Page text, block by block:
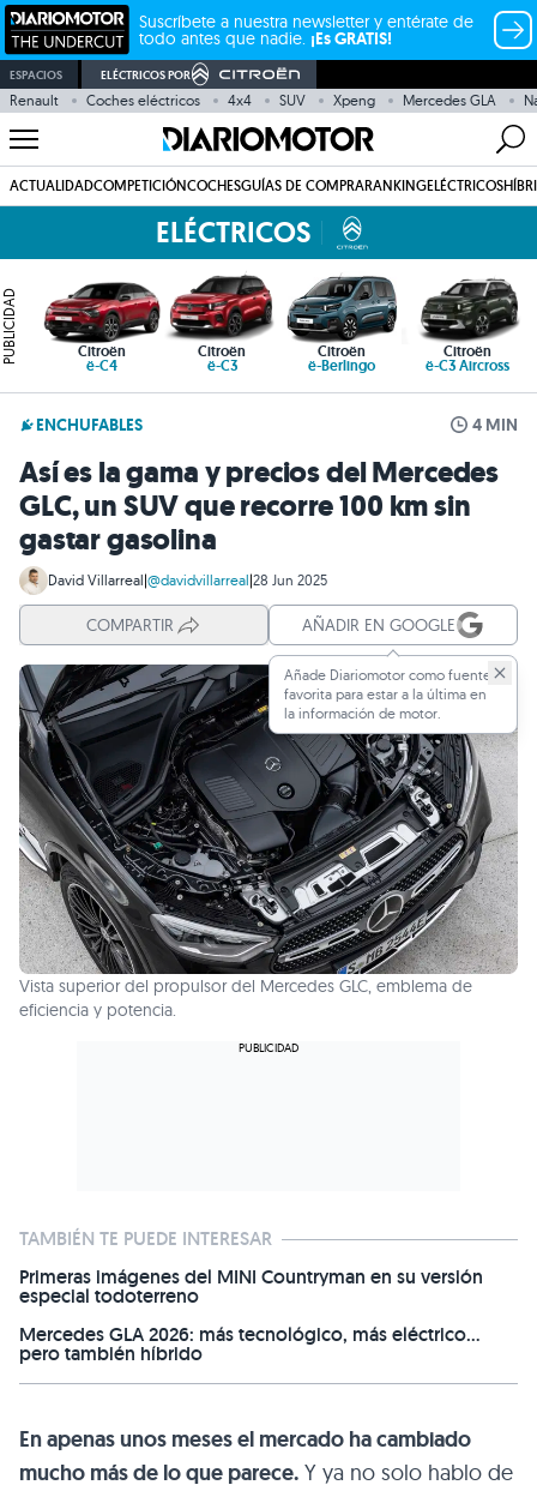
Suscríbete a nuestra newsletter y entérate de
todo antes que nadie. ¡Es GRATIS!
ESPACIOS ELÉCTRICOS POR
Renault Coches eléctricos 4x4 SUV Xpeng Mercedes GLA
ACTUALIDADCOMPETICIÓNCOCHESGUÍAS DE COMPRARANKINGELÉCTRICOS
ELÉCTRICOS
PUBLICIDAD Citroën
ë-C4
Citroën
ë-C3
Citroën
ë-Berlingo
Citroën
ë-C3 Aircross
ENCHUFABLES 4 MIN
Así es la gama y precios del Mercedes
GLC, un SUV que recorre 100 km sin
gastar gasolina
David Villarreal|@davidvillarreal|28 Jun 2025
COMPARTIR AÑADIR EN GOOGLE
Añade Diariomotor como fuente
favorita para estar a la última en
la información de motor.
Vista superior del propulsor del Mercedes GLC, emblema de
eficiencia y potencia.
TAMBIÉN TE PUEDE INTERESAR
Primeras imágenes del MINI Countryman en su versión
especial todoterreno
Mercedes GLA 2026: más tecnológico, más eléctrico...
pero también híbrido
En apenas unos meses el mercado ha cambiado
mucho más de lo que parece. Y ya no solo hablo de